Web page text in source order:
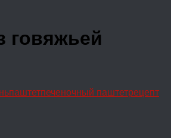
говяжьей
паштетпеченочный паштетрецепт